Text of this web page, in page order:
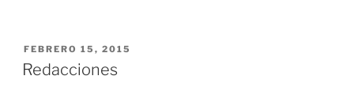
PUBLICADO
EL
FEBRERO 15, 2015
Redacciones